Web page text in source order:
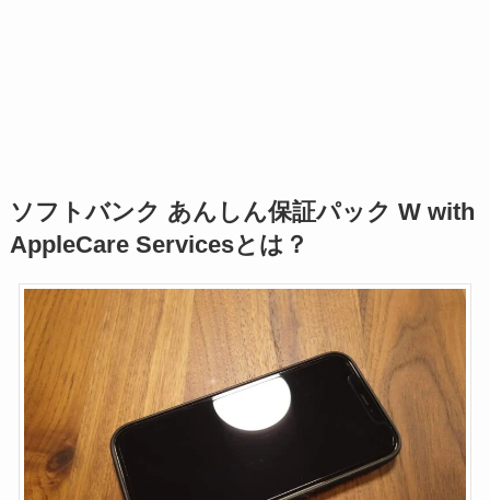
ソフトバンク あんしん保証パック W with
AppleCare Servicesとは？